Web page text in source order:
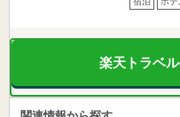
楽天トラベ